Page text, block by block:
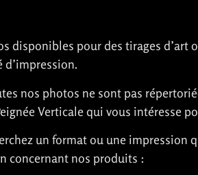
disponibles pour des tirages d’art
nos photos ne sont pas
Verticale qui vous intéresse
un format ou une impression
concernant nos produits :